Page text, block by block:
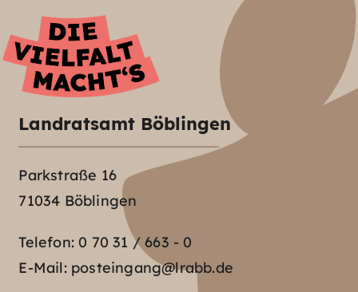
Landratsamt Böblingen
Parkstraße 16
71034 Böblingen
Telefon:0 70 31 / 663 - 0
E-Mail: posteingang@lrabb.de